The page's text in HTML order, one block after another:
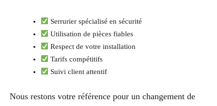
Serrurier spécialisé en sécurité
Utilisation de pièces fiables
Respect de votre installation
Tarifs compétitifs
Suivi client attentif
Nous restons votre référence pour un changement de